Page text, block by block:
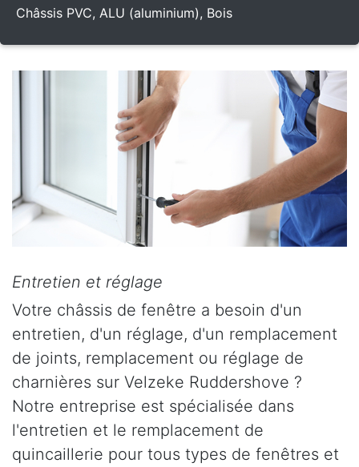
Châssis PVC, ALU (aluminium), Bois
Entretien et réglage
Votre châssis de fenêtre a besoin d'un
entretien, d'un réglage, d'un remplacement
de joints, remplacement ou réglage de
charnières sur Velzeke Ruddershove ?
Notre entreprise est spécialisée dans
l'entretien et le remplacement de
quincaillerie pour tous types de fenêtres et